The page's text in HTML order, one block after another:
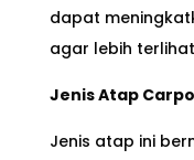
dapat
agar lebih
Jenis Atap
Jenis atap ini